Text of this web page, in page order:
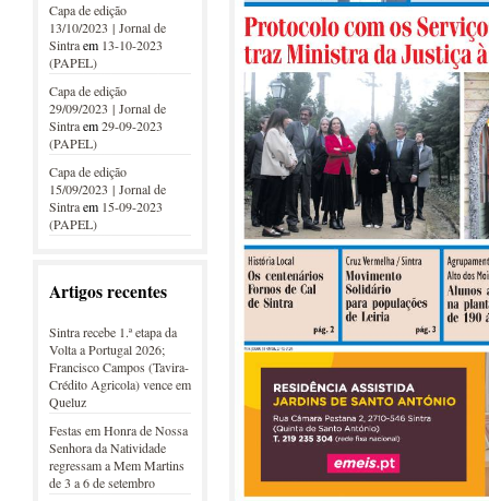
Capa de edição
13/10/2023 | Jornal de
Sintraem 13-10-2023
(PAPEL)
Capa de edição
29/09/2023 | Jornal de
Sintraem29-09-2023
(PAPEL)
Capa de edição
15/09/2023 | Jornal de
Sintraem 15-09-2023
(PAPEL)
Artigos recentes
Sintra recebe 1.ª etapa da
Volta a Portugal 2026;
Francisco Campos (Tavira-
Crédito Agricola) vence em
Queluz
Festas em Honra de Nossa
Senhora da Natividade
regressam a Mem Martins
de 3 a 6 de setembro